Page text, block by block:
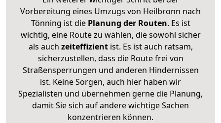
Vorbereitung eines Umzugs von Heilbronn nach
Tönning ist diePlanung der Routen. Es ist
wichtig, eine Route zu wählen, die sowohl sicher
als auch zeiteffizientist. Es ist auch ratsam,
sicherzustellen, dass die Route frei von
Straßensperrungen und anderen Hindernissen
ist. Keine Sorgen, auch hier haben wir
Spezialisten und übernehmen gerne die Planung,
damit Sie sich auf andere wichtige Sachen
konzentrieren können.